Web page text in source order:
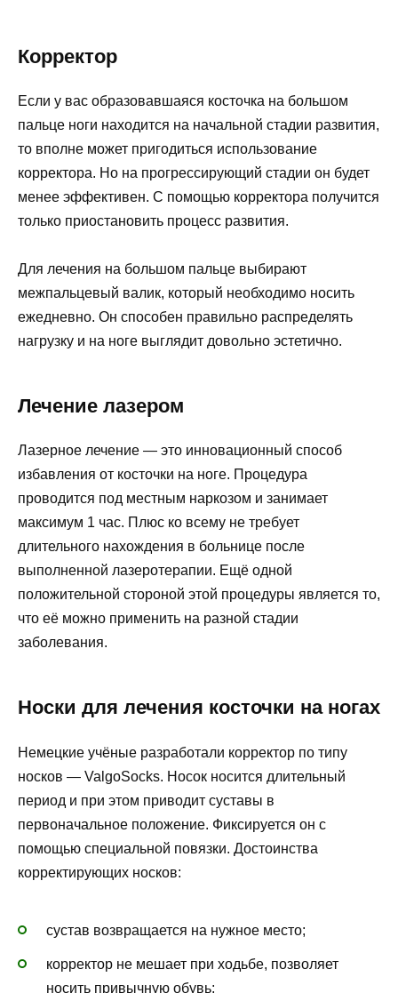
Корректор
Если у вас образовавшаяся косточка на большом
пальце ноги находится на начальной стадии развития,
то вполне может пригодиться использование
корректора. Но на прогрессирующий стадии он будет
менее эффективен. С помощью корректора получится
только приостановить процесс развития.
Для лечения на большом пальце выбирают
межпальцевый валик, который необходимо носить
ежедневно. Он способен правильно распределять
нагрузку и на ноге выглядит довольно эстетично.
Лечение лазером
Лазерное лечение — это инновационный способ
избавления от косточки на ноге. Процедура
проводится под местным наркозом и занимает
максимум 1 час. Плюс ко всему не требует
длительного нахождения в больнице после
выполненной лазеротерапии. Ещё одной
положительной стороной этой процедуры является то,
что её можно применить на разной стадии
заболевания.
Носки для лечения косточки на ногах
Немецкие учёные разработали корректор по типу
носков — ValgoSocks. Носок носится длительный
период и при этом приводит суставы в
первоначальное положение. Фиксируется он с
помощью специальной повязки. Достоинства
корректирующих носков:
сустав возвращается на нужное место;
корректор не мешает при ходьбе, позволяет
носить привычную обувь;